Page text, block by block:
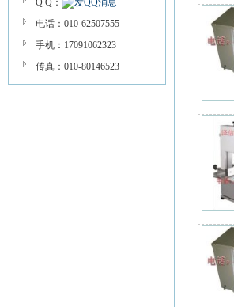
Q Q：
电话：010-62507555
手机：17091062323
传真：010-80146523